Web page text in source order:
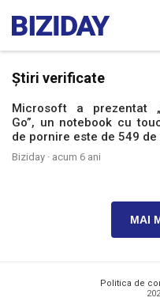
Știri verificate
Microsoft a prezentat
Go”, un notebook cu
de pornire este de 549 de
Biziday · acum 6 ani
MAI
Politica de